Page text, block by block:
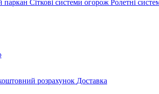
паркан Сіткові системи огорож Ролетні
розрахунок Доставка